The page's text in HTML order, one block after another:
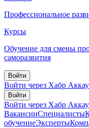
Профессиональное
Курсы
Обучение для смены
саморазвития
Войти
Войти через Хабр
Войти
Войти через Хабр
ВакансииСпециалисты
обучениеЭксперты